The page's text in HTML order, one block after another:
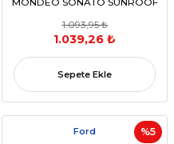
1.093,95 ₺
1.039,26 ₺
Sepete Ekle
%5
Ford